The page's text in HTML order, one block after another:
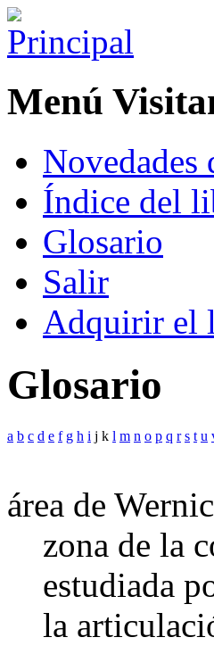
Menú
Novedades
Índice del
Glosario
Salir
Adquirir el
Glosario
a b c d e f g h i j k l m n o p q r s t u
área de
zona de la
estudiada
la